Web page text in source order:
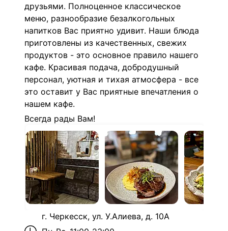
друзьями. Полноценное классическое
меню, разнообразие безалкогольных
напитков Вас приятно удивит. Наши блюда
приготовлены из качественных, свежих
продуктов - это основное правило нашего
кафе. Красивая подача, добродушный
персонал, уютная и тихая атмосфера - все
это оставит у Вас приятные впечатления о
нашем кафе.
Всегда рады Вам!
г. Черкесск, ул. У.Алиева, д. 10А